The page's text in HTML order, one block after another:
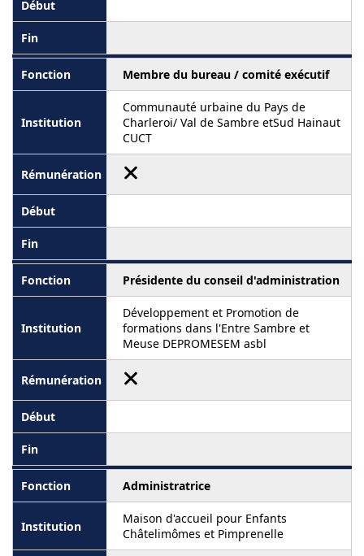
Membre du bureau / comité exécutif
Communauté urbaine du Pays de
Charleroi/ Val de Sambre etSud Hainaut
CUCT
Présidente du conseil d'administration
Développement et Promotion de
formations dans l'Entre Sambre et
Meuse DEPROMESEM asbl
Administratrice
Maison d'accueil pour Enfants
Châtelimômes et Pimprenelle